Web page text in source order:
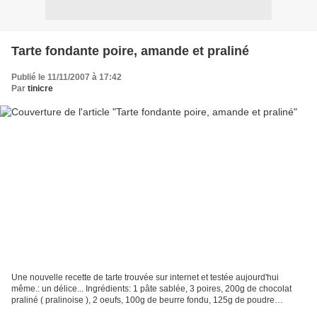
Tarte fondante poire, amande et praliné
Publié le 11/11/2007 à 17:42
Par tinicre
Une nouvelle recette de tarte trouvée sur internet et testée aujourd'hui
même.: un délice... Ingrédients: 1 pâte sablée, 3 poires, 200g de chocolat
praliné ( pralinoise ), 2 oeufs, 100g de beurre fondu, 125g de poudre